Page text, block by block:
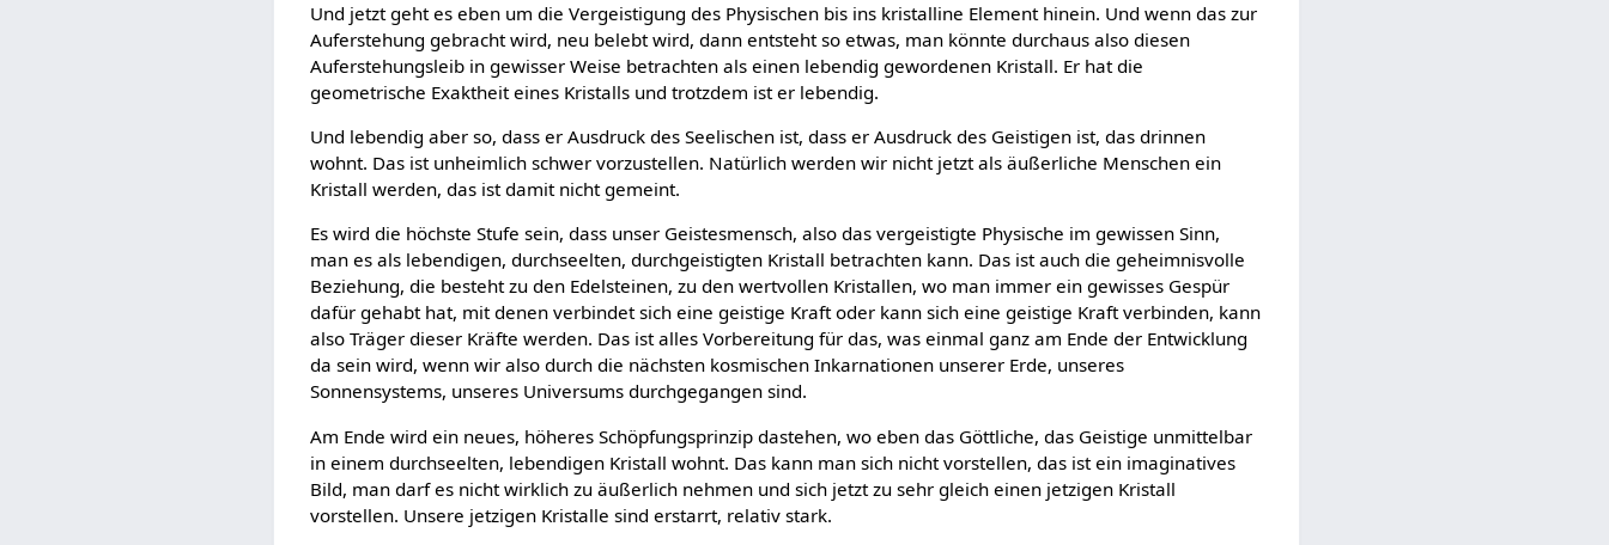
Und jetzt geht es eben um die Vergeistigung des Physischen bis ins kristalline Element hinein. Und wenn das zur
Auferstehung gebracht wird, neu belebt wird, dann entsteht so etwas, man könnte durchaus also diesen
Auferstehungsleib in gewisser Weise betrachten als einen lebendig gewordenen Kristall. Er hat die
geometrische Exaktheit eines Kristalls und trotzdem ist er lebendig.
Und lebendig aber so, dass er Ausdruck des Seelischen ist, dass er Ausdruck des Geistigen ist, das drinnen
wohnt. Das ist unheimlich schwer vorzustellen. Natürlich werden wir nicht jetzt als äußerliche Menschen ein
Kristall werden, das ist damit nicht gemeint.
Es wird die höchste Stufe sein, dass unser Geistesmensch, also das vergeistigte Physische im gewissen Sinn,
man es als lebendigen, durchseelten, durchgeistigten Kristall betrachten kann. Das ist auch die geheimnisvolle
Beziehung, die besteht zu den Edelsteinen, zu den wertvollen Kristallen, wo man immer ein gewisses Gespür
dafür gehabt hat, mit denen verbindet sich eine geistige Kraft oder kann sich eine geistige Kraft verbinden, kann
also Träger dieser Kräfte werden. Das ist alles Vorbereitung für das, was einmal ganz am Ende der Entwicklung
da sein wird, wenn wir also durch die nächsten kosmischen Inkarnationen unserer Erde, unseres
Sonnensystems, unseres Universums durchgegangen sind.
Am Ende wird ein neues, höheres Schöpfungsprinzip dastehen, wo eben das Göttliche, das Geistige unmittelbar
in einem durchseelten, lebendigen Kristall wohnt. Das kann man sich nicht vorstellen, das ist ein imaginatives
Bild, man darf es nicht wirklich zu äußerlich nehmen und sich jetzt zu sehr gleich einen jetzigen Kristall
vorstellen. Unsere jetzigen Kristalle sind erstarrt, relativ stark.